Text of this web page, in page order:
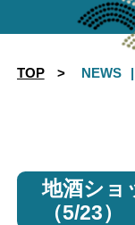
TOP NEWS
地酒ショ
（5/23）